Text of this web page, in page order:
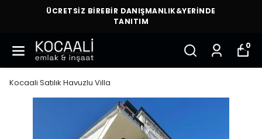
ÜCRETSİZ BİREBİR DANIŞMANLIK&YERİNDE
TANITIM
0
Kocaali Satılık Havuzlu Villa